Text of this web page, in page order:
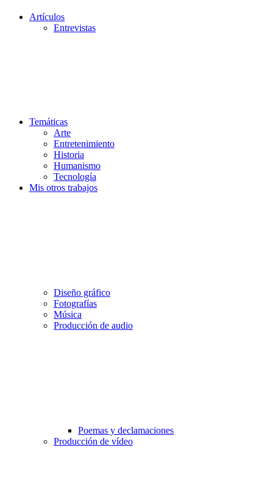
Artículos
Entrevistas
Temáticas
Arte
Entretenimiento
Historia
Humanismo
Tecnología
Mis otros trabajos
Diseño gráfico
Fotografías
Música
Producción de audio
Poemas y declamaciones
Producción de vídeo